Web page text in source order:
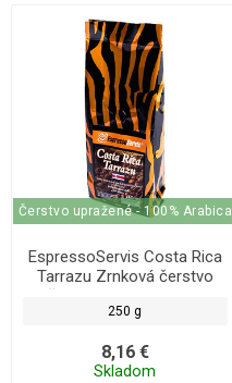
Čerstvo upražené - 100% Arabica
EspressoServis Costa Rica
Tarrazu Zrnková čerstvo
250 g
250 g
8,16 €
Skladom